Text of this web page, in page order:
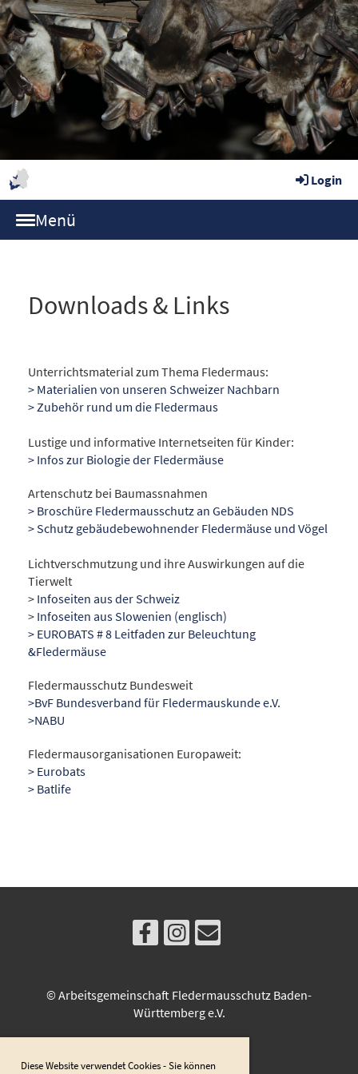
Diese Website verwendet Cookies - Sie können
Login
Menü
Downloads & Links
Unterrichtsmaterial zum Thema Fledermaus:
> Materialien von unseren Schweizer Nachbarn
> Zubehör rund um die Fledermaus
Lustige und informative Internetseiten für Kinder:
> Infos zur Biologie der Fledermäuse
Artenschutz bei Baumassnahmen
> Broschüre Fledermausschutz an Gebäuden NDS
> Schutz gebäudebewohnender Fledermäuse und Vögel
Lichtverschmutzung und ihre Auswirkungen auf die
Tierwelt
> Infoseiten aus der Schweiz
> Infoseiten aus Slowenien (englisch)
> EUROBATS # 8 Leitfaden zur Beleuchtung
&Fledermäuse
Fledermausschutz Bundesweit
>BvF Bundesverband für Fledermauskunde e.V.
>NABU
Fledermausorganisationen Europaweit:
> Eurobats
> Batlife
© Arbeitsgemeinschaft Fledermausschutz Baden-
Württemberg e.V.